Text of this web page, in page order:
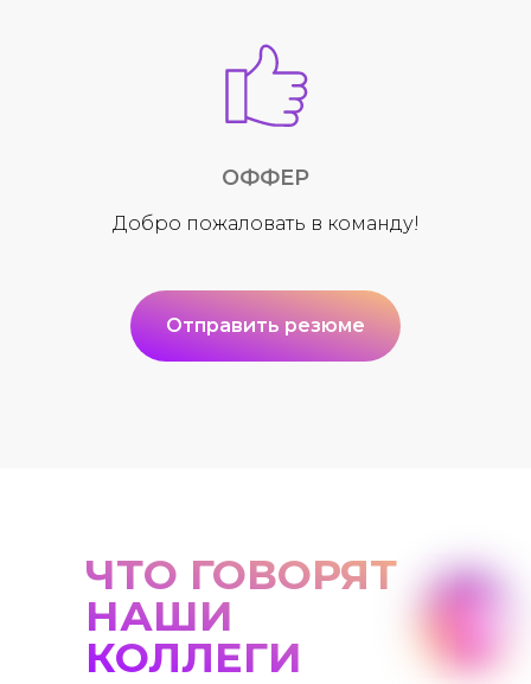
ОФФЕР
Добро пожаловать в команду!
Отправить резюме
ЧТО ГОВОРЯТ
НАШИ
КОЛЛЕГИ